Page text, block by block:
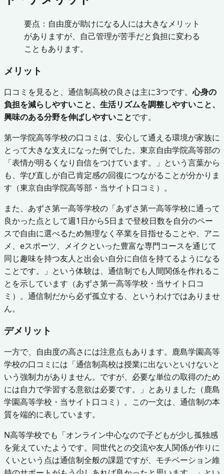
要点：自由度が助けになる人には大きなメリット
がありますが、自己管理が苦手だと負担に変わる
こともあります。
メリット
口コミを見ると、通信制高校の良さは主に3つです。心身の
負担を減らしやすいこと、生活リズムを調整しやすいこと、
興味のある分野を伸ばしやすいことです。
第一学院高等学校の口コミは、安心して通える環境が家族に
とって大きな支えになった例でした。東京自由学院高等部の
「表情が明るくなり自信をつけています。」という言葉から
も、学び直しが自己肯定感の回復につながることが分かりま
す（東京自由学院高等部・当サイト口コミ）。
また、あずさ第一高等学校の「あずさ第一高等学校に通って
良かった点として週1日から5日まで登校日数を自分のペー
スで自由に選べるため無理なく卒業を目指せることや、アニ
メ、eスポーツ、メイクといった豊富な専門コースを通じて
同じ趣味を持つ友人と出会い自分に自信を持てるようになる
ことです。」という体験は、通信制でも人間関係を作れるこ
とを示しています（あずさ第一高等学校・当サイト口コ
ミ）。通信制だから必ず孤立する、というわけではありませ
ん。
デメリット
一方で、自由度の高さには注意点もあります。鹿島学園高等
学校の口コミには「通信制高校は授業に出ないといけないと
いう強制力がありません。ですが、必要な単位の取得のため
には自力で学習する意欲は必要です。」とありました（鹿島
学園高等学校・当サイト口コミ）。この一文は、通信制の本
質を端的に表しています。
N高等学校でも「オンライン中心なので子どもが少し孤独感
を覚えていたようです。同世代との交流や友人関係が作りに
くいという点は通信制全般の課題ですが、モチベーション維